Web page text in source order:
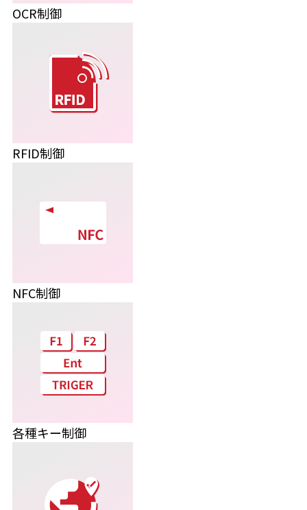
OCR制御
RFID制御
NFC制御
各種キー制御